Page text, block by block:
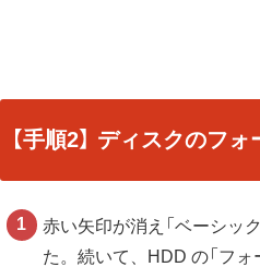
【手順2】 ディスクのフ
赤い矢印が消え「ベーシッ
た。続いて、HDD の「フォ